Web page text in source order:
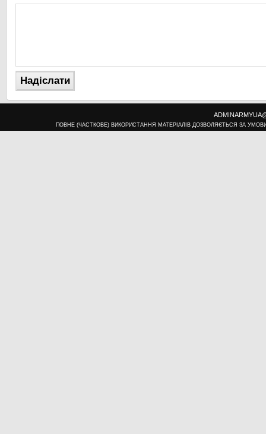
ПОВНЕ (ЧАСТКОВЕ) ВИКОРИСТАННЯ МАТЕРІАЛІВ ДОЗВОЛЯЄТЬСЯ ЗА